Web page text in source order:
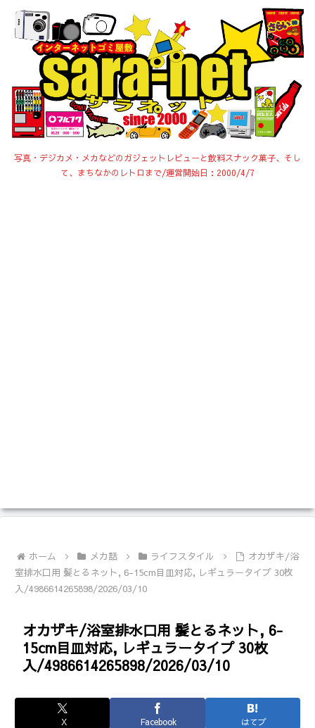
写真・デジカメ・メカなどのガジェットレビューと飲料スナック菓子、そし
て、まちなかのレトロまで/運営開始日：2000/4/7
ホーム メカ話 ライフスタイル
オカザキ/浴
室排水口用 髪とるネット, 6-15cm目皿対応, レギュラータイプ 30枚
入/4986614265898/2026/03/10
オカザキ/浴室排水口用 髪とるネット, 6-
15cm目皿対応, レギュラータイプ 30枚
入/4986614265898/2026/03/10
X Facebook はてブ